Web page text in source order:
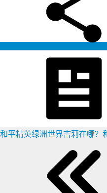
和平精英绿洲世界吉莉在哪？